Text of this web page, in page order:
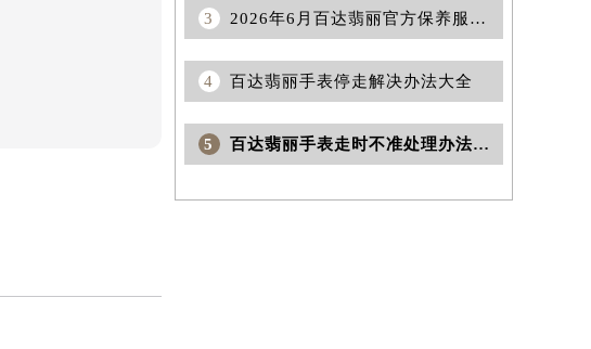
3 2026年6月百达翡丽官方保养服务中心搬迁与维修点新增详情
4 百达翡丽手表停走解决办法大全
5 百达翡丽手表走时不准处理办法汇总